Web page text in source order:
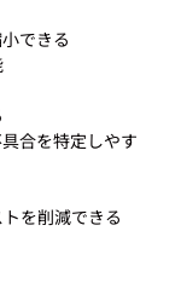
できる
合を特定しやす
を削減できる